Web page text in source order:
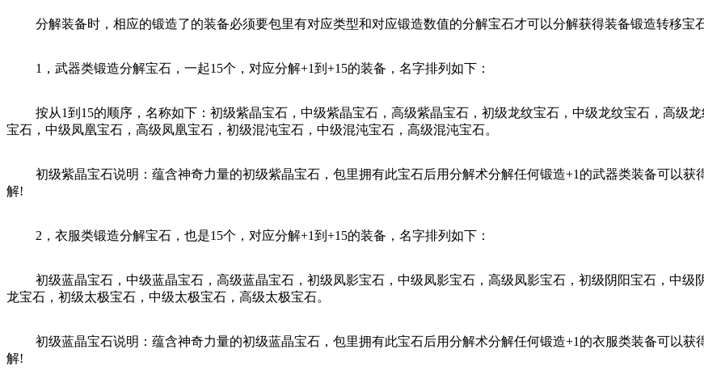
分解装备时，相应的锻造了的装备必须要包里有对应类型和对应锻造数值的分解宝石才可以分解获得装备锻造转移宝
1，武器类锻造分解宝石，一起15个，对应分解+1到+15的装备，名字排列如下：
按从1到15的顺序，名称如下：初级紫晶宝石，中级紫晶宝石，高级紫晶宝石，初级龙纹宝石，中级龙纹宝石，高级
宝石，中级凤凰宝石，高级凤凰宝石，初级混沌宝石，中级混沌宝石，高级混沌宝石。
初级紫晶宝石说明：蕴含神奇力量的初级紫晶宝石，包里拥有此宝石后用分解术分解任何锻造+1的武器类装备可以获
解!
2，衣服类锻造分解宝石，也是15个，对应分解+1到+15的装备，名字排列如下：
初级蓝晶宝石，中级蓝晶宝石，高级蓝晶宝石，初级凤影宝石，中级凤影宝石，高级凤影宝石，初级阴阳宝石，中级
龙宝石，初级太极宝石，中级太极宝石，高级太极宝石。
初级蓝晶宝石说明：蕴含神奇力量的初级蓝晶宝石，包里拥有此宝石后用分解术分解任何锻造+1的衣服类装备可以获
解!